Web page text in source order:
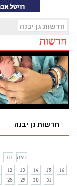
חדשות גן יבנה
חדשות
חדשות גן יבנה
נוב
דצמ
12 13 14 15 16
28 29 30 31